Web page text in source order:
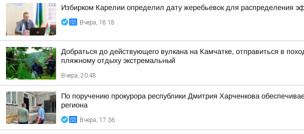
Избирком Карелии определил дату жеребьевок для распределения
Вчера, 18:18
Добраться до действующего вулкана на Камчатке, отправиться в
пляжному отдыху экстремальный
Вчера, 20:48
По поручению прокурора республики Дмитрия Харченкова
региона
Вчера, 17:36